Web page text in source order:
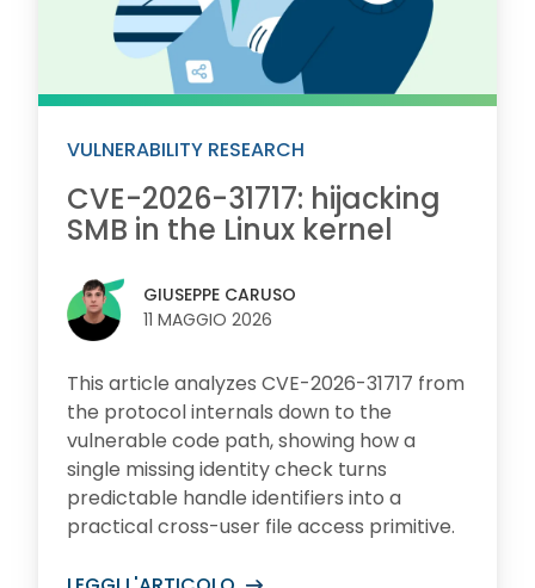
VULNERABILITY RESEARCH
CVE-2026-31717: hijacking
SMB in the Linux kernel
GIUSEPPE CARUSO
11 MAGGIO 2026
This article analyzes CVE-2026-31717 from
the protocol internals down to the
vulnerable code path, showing how a
single missing identity check turns
predictable handle identifiers into a
practical cross-user file access primitive.